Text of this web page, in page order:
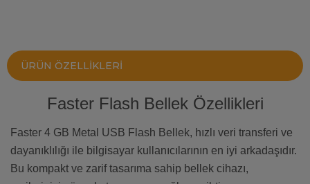
ÜRÜN ÖZELLIKLERI
Faster Flash Bellek Özellikleri
Faster 4 GB Metal USB Flash Bellek, hızlı veri transferi ve
dayanıklılığı ile bilgisayar kullanıcılarının en iyi arkadaşıdır.
Bu kompakt ve zarif tasarıma sahip bellek cihazı,